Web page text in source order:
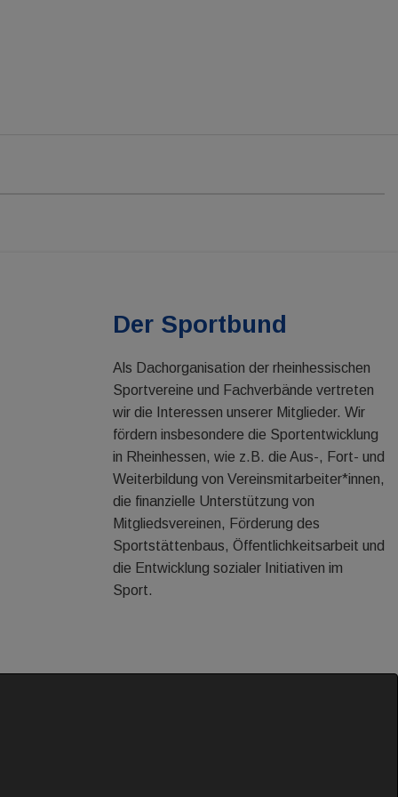
Der Sportbund
Als Dachorganisation der rheinhessischen
Sportvereine und Fachverbände vertreten
wir die Interessen unserer Mitglieder. Wir
fördern insbesondere die Sportentwicklung
in Rheinhessen, wie z.B. die Aus-, Fort- und
Weiterbildung von Vereinsmitarbeiter*innen,
die finanzielle Unterstützung von
Mitgliedsvereinen, Förderung des
Sportstättenbaus, Öffentlichkeitsarbeit und
die Entwicklung sozialer Initiativen im
Sport.